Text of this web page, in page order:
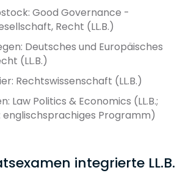
Good Governance -
Recht (LL.B.)
Deutsches und Europäisches
(LL.B.)
Rechtswissenschaft (LL.B.)
Law Politics & Economics (LL.B.;
englischsprachiges Programm)
integrierte LL.B.